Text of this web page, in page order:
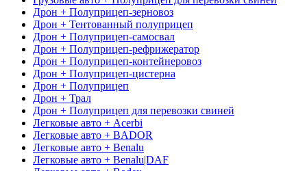
Дрон + Полуприцеп-зерновоз
Дрон + Тентованный полуприцеп
Дрон + Полуприцеп-самосвал
Дрон + Полуприцеп-рефрижератор
Дрон + Полуприцеп-контейнеровоз
Дрон + Полуприцеп-цистерна
Дрон + Полуприцеп
Дрон + Трал
Дрон + Полуприцеп для перевозки свиней
Легковые авто + Acerbi
Легковые авто + BADOR
Легковые авто + Benalu
Легковые авто + Benalu|DAF